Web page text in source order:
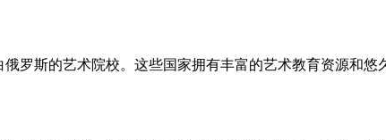
罗斯的艺术院校。这些国家拥有丰富的艺术教育资源和